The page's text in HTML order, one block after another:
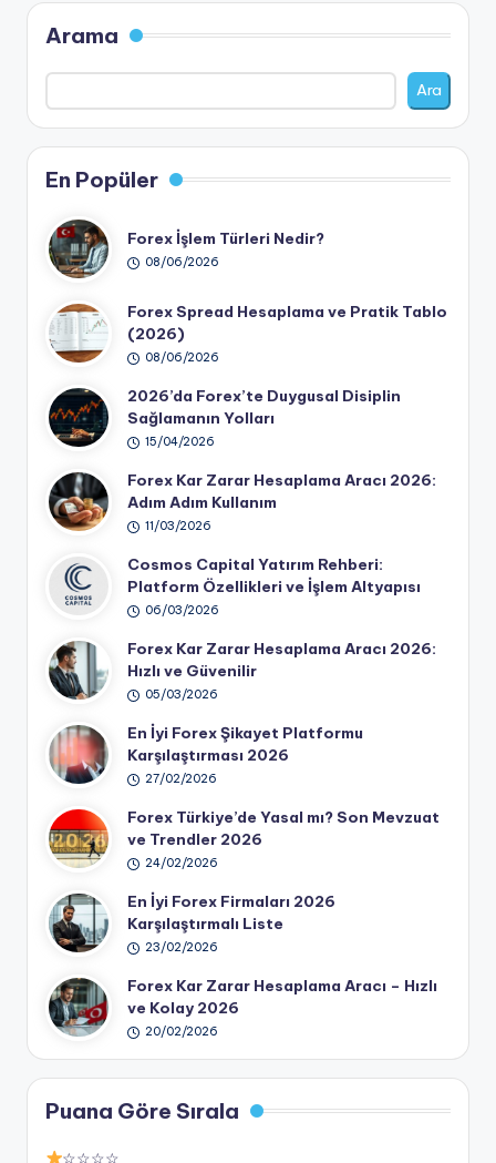
Arama
Ara
En Popüler
Forex İşlem Türleri Nedir?
08/06/2026
Forex Spread Hesaplama ve Pratik Tablo
(2026)
08/06/2026
2026’da Forex’te Duygusal Disiplin
Sağlamanın Yolları
15/04/2026
Forex Kar Zarar Hesaplama Aracı 2026:
Adım Adım Kullanım
11/03/2026
Cosmos Capital Yatırım Rehberi:
Platform Özellikleri ve İşlem Altyapısı
06/03/2026
Forex Kar Zarar Hesaplama Aracı 2026:
Hızlı ve Güvenilir
05/03/2026
En İyi Forex Şikayet Platformu
Karşılaştırması 2026
27/02/2026
Forex Türkiye’de Yasal mı? Son Mevzuat
ve Trendler 2026
24/02/2026
En İyi Forex Firmaları 2026
Karşılaştırmalı Liste
23/02/2026
Forex Kar Zarar Hesaplama Aracı – Hızlı
ve Kolay 2026
20/02/2026
Puana Göre Sırala
☆☆☆☆